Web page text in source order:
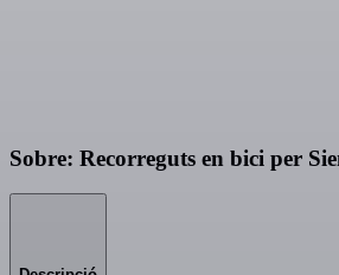
Sobre: Recorreguts en bici per